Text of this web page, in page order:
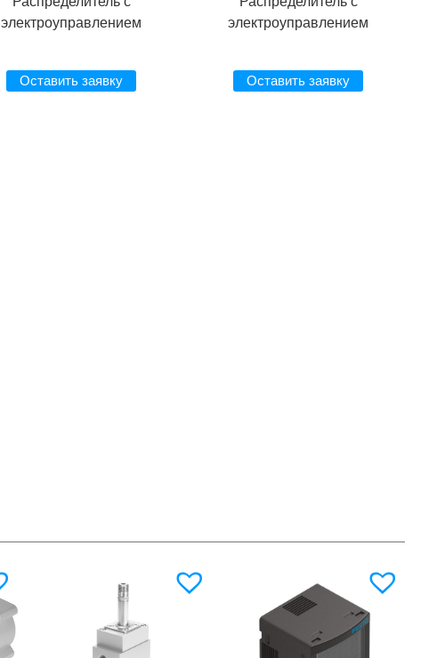
электроуправлением
Оставить заявку
электроуправлением
Оставить заявку